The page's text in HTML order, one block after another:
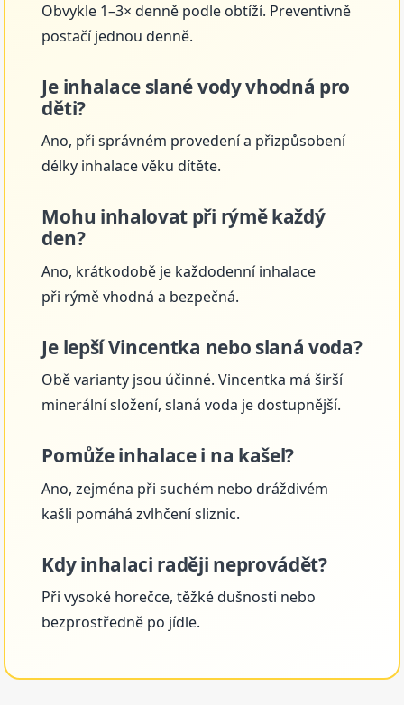
Obvykle 1–3× denně podle obtíží. Preventivně
postačí jednou denně.
Je inhalace slané vody vhodná pro
děti?
Ano, při správném provedení a přizpůsobení
délky inhalace věku dítěte.
Mohu inhalovat při rýmě každý
den?
Ano, krátkodobě je každodenní inhalace
při rýmě vhodná a bezpečná.
Je lepší Vincentka nebo slaná voda?
Obě varianty jsou účinné. Vincentka má širší
minerální složení, slaná voda je dostupnější.
Pomůže inhalace i na kašel?
Ano, zejména při suchém nebo dráždivém
kašli pomáhá zvlhčení sliznic.
Kdy inhalaci raději neprovádět?
Při vysoké horečce, těžké dušnosti nebo
bezprostředně po jídle.